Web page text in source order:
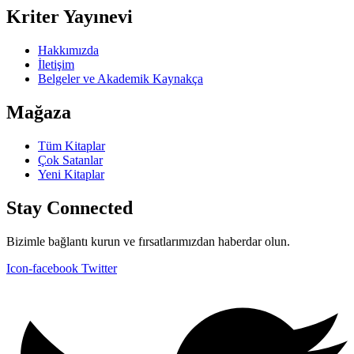
Kriter Yayınevi
Hakkımızda
İletişim
Belgeler ve Akademik Kaynakça
Mağaza
Tüm Kitaplar
Çok Satanlar
Yeni Kitaplar
Stay Connected
Bizimle bağlantı kurun ve fırsatlarımızdan haberdar olun.
Icon-facebook Twitter